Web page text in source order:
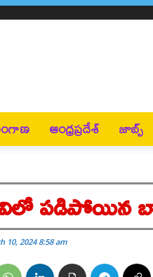
ఆంధ్రప్రదేశ్ జాబ్స్
పడిపోయిన
10, 2024 8:58 am